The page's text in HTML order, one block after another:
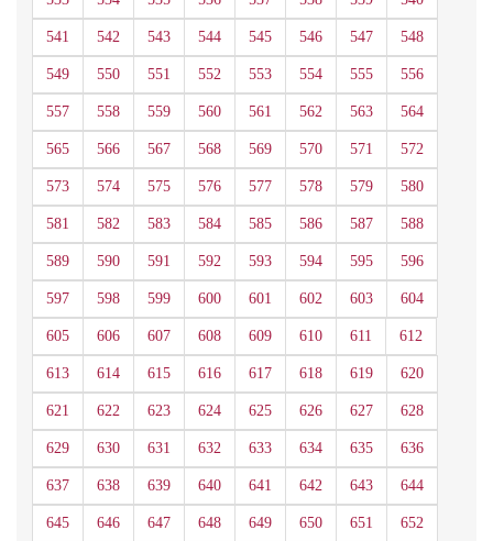
541 542 543 544 545 546 547 548
549 550 551 552 553 554 555 556
557 558 559 560 561 562 563 564
565 566 567 568 569 570 571 572
573 574 575 576 577 578 579 580
581 582 583 584 585 586 587 588
589 590 591 592 593 594 595 596
597 598 599 600 601 602 603 604
605 606 607 608 609 610 611 612
613 614 615 616 617 618 619 620
621 622 623 624 625 626 627 628
629 630 631 632 633 634 635 636
637 638 639 640 641 642 643 644
645 646 647 648 649 650 651 652